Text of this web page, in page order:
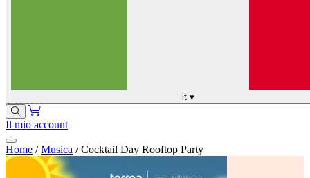
it ▾
Il mio account
Home / Musica / Cocktail Day Rooftop Party